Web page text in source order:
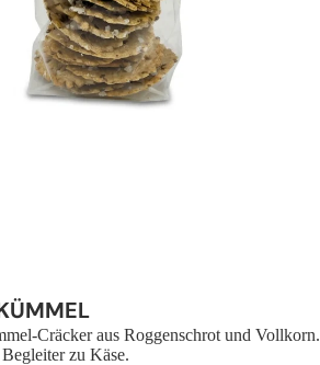
Cräcker aus Roggenschrot und Vollkorn.
zu Käse.